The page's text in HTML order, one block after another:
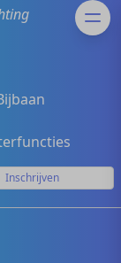
Inschrijven